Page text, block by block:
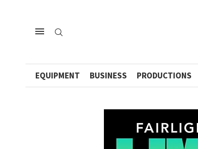
EQUIPMENT BUSINESS PRODUCTIONS